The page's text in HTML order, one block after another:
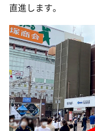
直進します。